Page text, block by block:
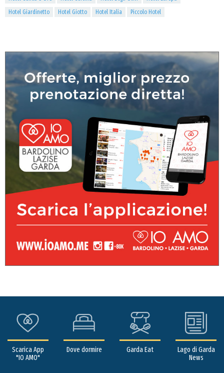
Hotel Giardinetto
Hotel Giotto Hotel Italia Piccolo Hotel
Scarica App
"IO AMO"
Dove dormire Garda Eat
Lago di Garda
News